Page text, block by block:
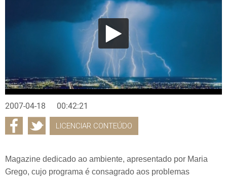
2007-04-18 00:42:21
LICENCIAR CONTEÚDO
Magazine dedicado ao ambiente, apresentado por Maria
Grego, cujo programa é consagrado aos problemas